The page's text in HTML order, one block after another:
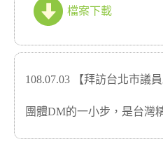
檔案下載
108.07.03 【拜訪台北市議
團體DM的一小步，是台灣